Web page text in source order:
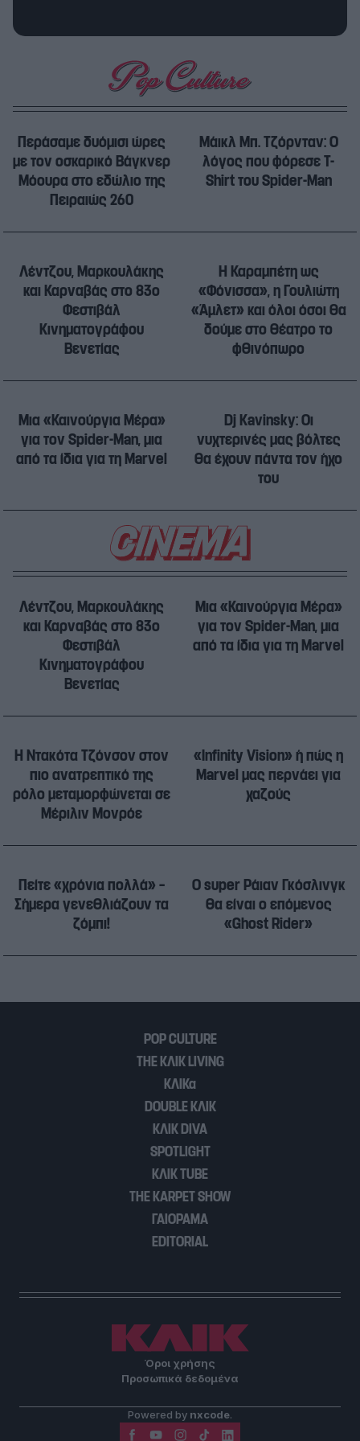
Περάσαμε δυόμισι ώρες
με τον οσκαρικό Βάγκνερ
Μόουρα στο εδώλιο της
Πειραιώς 260
Μάικλ Μπ. Τζόρνταν: Ο
λόγος που φόρεσε T-
Shirt του Spider-Man
Λέντζου, Μαρκουλάκης
και Καρναβάς στο 83ο
Φεστιβάλ
Κινηματογράφου
Βενετίας
Η Καραμπέτη ως
«Φόνισσα», η Γουλιώτη
«Άμλετ» και όλοι όσοι θα
δούμε στο θέατρο το
φθινόπωρο
Μια «Καινούργια Μέρα»
για τον Spider-Man, μια
από τα ίδια για τη Marvel
Dj Kavinsky: Οι
νυχτερινές μας βόλτες
θα έχουν πάντα τον ήχο
του
Λέντζου, Μαρκουλάκης
και Καρναβάς στο 83ο
Φεστιβάλ
Κινηματογράφου
Βενετίας
Μια «Καινούργια Μέρα»
για τον Spider-Man, μια
από τα ίδια για τη Marvel
Η Ντακότα Τζόνσον στον
πιο ανατρεπτικό της
ρόλο μεταμορφώνεται σε
Μέριλιν Μονρόε
«Infinity Vision» ή πώς η
Marvel μας περνάει για
χαζούς
Πείτε «χρόνια πολλά» –
Σήμερα γενεθλιάζουν τα
ζόμπι!
Ο super Ράιαν Γκόσλινγκ
θα είναι ο επόμενος
«Ghost Rider»
POP CULTURE
THE ΚΛΙΚ LIVING
ΚΛΙΚα
DOUBLE ΚΛΙΚ
ΚΛΙΚ DIVA
SPOTLIGHT
ΚΛΙΚ TUBE
THE KARPET SHOW
ΓΑΙΟΡΑΜΑ
EDITORIAL
Όροι χρήσης
Προσωπικά δεδομένα
Powered by nxcode.